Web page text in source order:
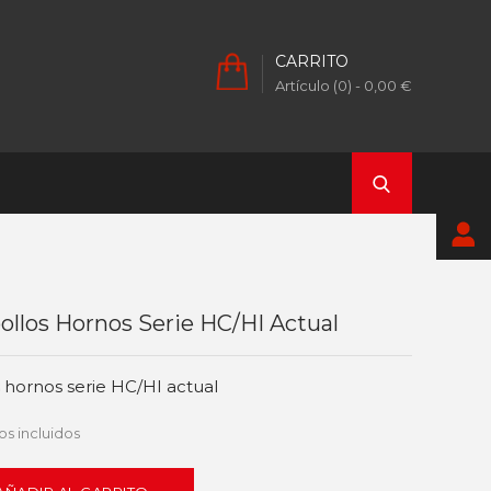
CARRITO
Artículo (0) - 0,00 €
Hornos Serie HC/HI Actual
serie HC/HI actual
incluidos